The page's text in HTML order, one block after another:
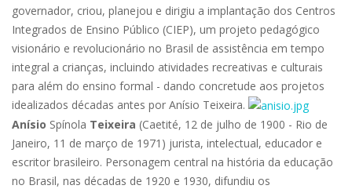
governador, criou, planejou e dirigiu a implantação dos Centros
Integrados de Ensino Público (CIEP), um projeto pedagógico
visionário e revolucionário no Brasil de assistência em tempo
integral a crianças, incluindo atividades recreativas e culturais
para além do ensino formal - dando concretude aos projetos
idealizados décadas antes por Anísio Teixeira.
Anísio Spínola Teixeira (Caetité, 12 de julho de 1900 - Rio de
Janeiro, 11 de março de 1971) jurista, intelectual, educador e
escritor brasileiro. Personagem central na história da educação
no Brasil, nas décadas de 1920 e 1930, difundiu os